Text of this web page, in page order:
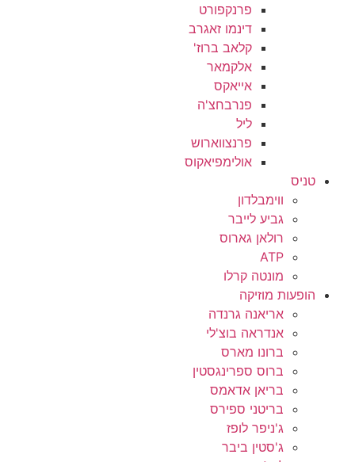
פרנקפורט
דינמו זאגרב
קלאב ברוז'
אלקמאר
אייאקס
פנרבחצ'ה
ליל
פרנצווארוש
אולימפיאקוס
טניס
ווימבלדון
גביע לייבר
רולאן גארוס
ATP
מונטה קרלו
הופעות מוזיקה
אריאנה גרנדה
אנדראה בוצ'לי
ברונו מארס
ברוס ספרינגסטין
בריאן אדאמס
בריטני ספירס
ג'ניפר לופז
ג'סטין ביבר